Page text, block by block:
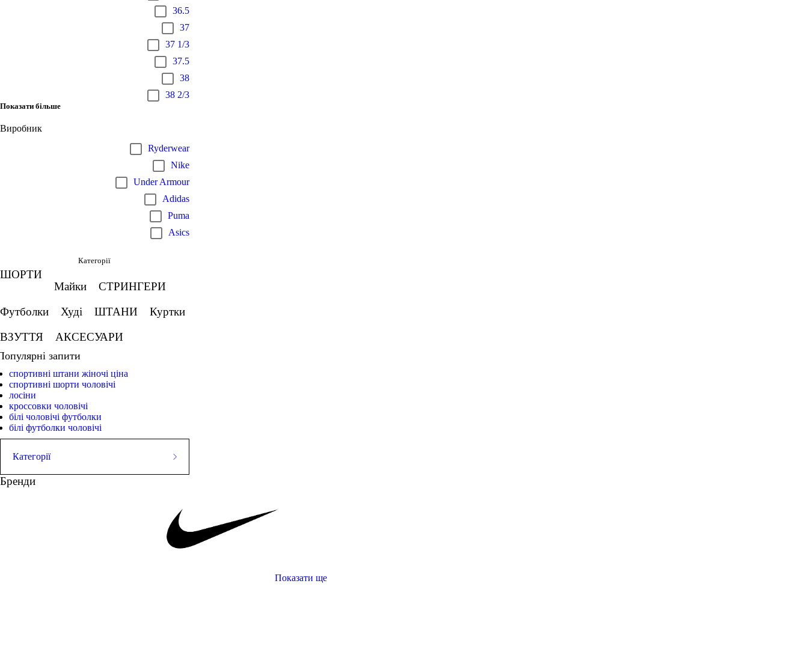
36.5
37
37 1/3
37.5
38
38 2/3
Показати більше
Виробник
Ryderwear
Nike
Under Armour
Adidas
Puma
Asics
Категорії
ШОРТИ
Майки
СТРИНГЕРИ
Футболки
Худі ШТАНИ
Куртки
ВЗУТТЯ
АКСЕСУАРИ
запити
спортивні штани жіночі ціна
спортивні шорти чоловічі
лосіни
кроссовки чоловічі
білі чоловічі футболки
білі футболки чоловічі
Категорії
ШОРТИ
Куртки
Бренди
Показати ще